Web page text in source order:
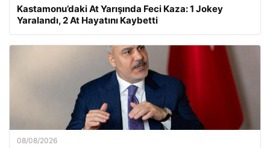
Kastamonu’daki At Yarışında Feci Kaza: 1 Jokey
Yaralandı, 2 At Hayatını Kaybetti
08/08/2026